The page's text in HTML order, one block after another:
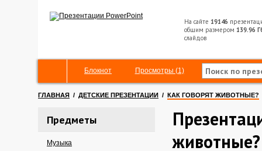
На сайте 19146
общим размером 139.96
слайдов
Блокнот Просмотры (1)
ГЛАВНАЯ / ДЕТСКИЕ ПРЕЗЕНТАЦИИ / КАК ГОВОРЯТ ЖИВОТНЫЕ?
Предметы
Музыка
животные?